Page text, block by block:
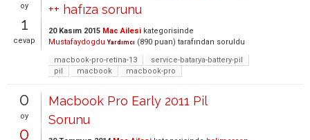
oy
1
cevap
++ hafıza sorunu
20 Kasım 2015 Mac Ailesi kategorisinde
Mustafaydogdu Yardımcı (890 puan) tarafından soruldu
macbook-pro-retina-13
service-batarya-battery-pil
pil
macbook macbook-pro
0
oy
0
Macbook Pro Early 2011 Pil
Sorunu